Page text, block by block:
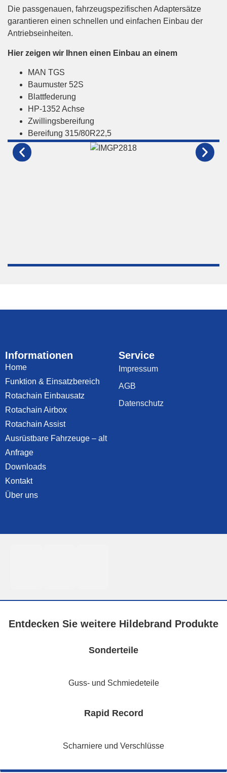
Die passgenauen, fahrzeugspezifischen Adaptersätze
garantieren einen schnellen und einfachen Einbau der
Antriebseinheiten.
Hier zeigen wir Ihnen einen Einbau an einem
MAN TGS
Baumuster 52S
Blattfederung
HP-1352 Achse
Zwillingsbereifung
Bereifung 315/80R22,5
Informationen
Home
Funktion & Einsatzbereich
Rotachain Einbausatz
Rotachain Airbox
Rotachain Assist
Ausrüstbare Fahrzeuge – alt
Anfrage
Downloads
Kontakt
Über uns
Service
Impressum
AGB
Datenschutz
Entdecken Sie weitere Hildebrand Produkte
Sonderteile
Guss- und Schmiedeteile
Rapid Record
Scharniere und Verschlüsse